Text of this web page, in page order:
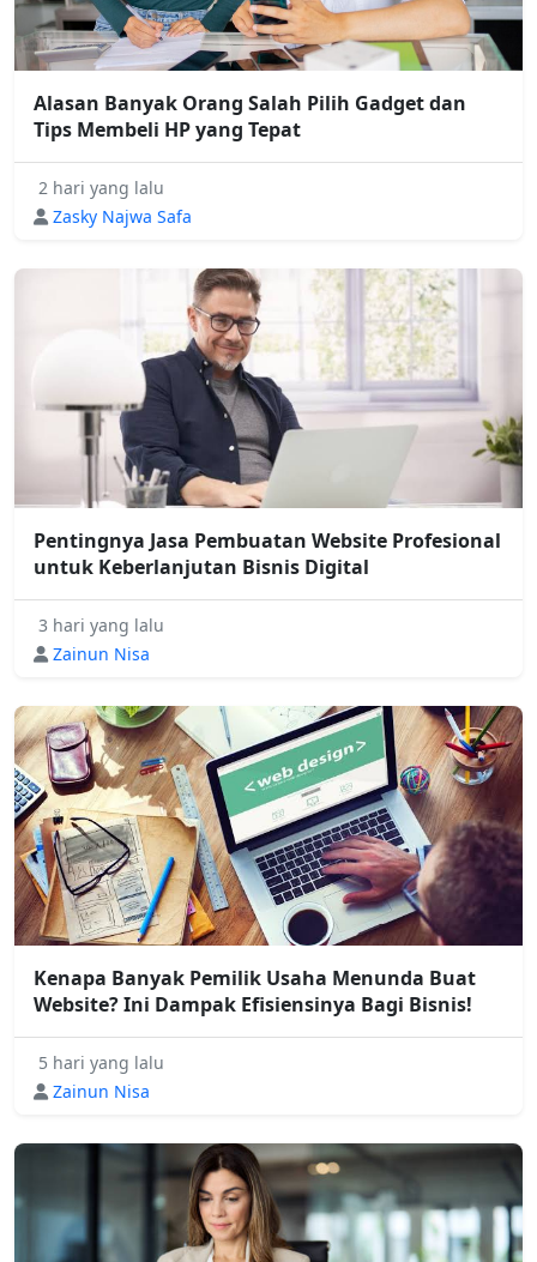
Alasan Banyak Orang Salah Pilih Gadget dan
Tips Membeli HP yang Tepat
2 hari yang lalu
Zasky Najwa Safa
Pentingnya Jasa Pembuatan Website Profesional
untuk Keberlanjutan Bisnis Digital
3 hari yang lalu
Zainun Nisa
Kenapa Banyak Pemilik Usaha Menunda Buat
Website? Ini Dampak Efisiensinya Bagi Bisnis!
5 hari yang lalu
Zainun Nisa